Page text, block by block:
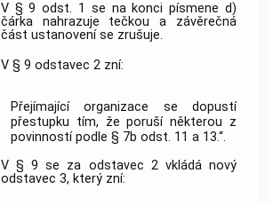
V § 9 odst. 1 se na konci písmene d)
čárka nahrazuje tečkou a závěrečná
část ustanovení se zrušuje.
V § 9 odstavec 2 zní:
Přejímající organizace se dopustí
přestupku tím, že poruší některou z
povinností podle § 7b odst. 11 a 13.“.
V § 9 se za odstavec 2 vkládá nový
odstavec 3, který zní: